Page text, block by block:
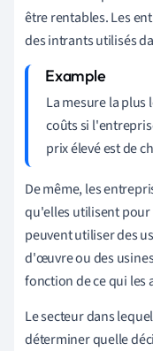
être rentables. Les
des intrants utilisés
La mesure la
coûts si
prix élevé est de
De même, les
qu'elles utilisent
peuvent utiliser des
d'œuvre ou des
fonction de ce qui les
Le secteur dans
déterminer quelle